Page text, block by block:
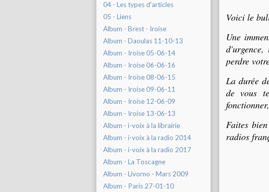
04 - Les types d'articles
05 - Liens
Album - Brest - Iroise
Album - Daoulas 11-10-13
Album - Iroise 05-06-14
Album - Iroise 06-06-16
Album - Iroise 08-06-15
Album - Iroise 09-06-11
Album - Iroise 12-06-09
Album - Iroise 13-06-13
Album - i-voix à la librairie
Album - i-voix à la radio 2014
Album - i-voix à la radio 2017
Album - La Toscagne
Album - Livorno - Mars 2009
Album - Paris 27-01-10
Voici le
Une
perdre
La durée
de vous
Faites
radios